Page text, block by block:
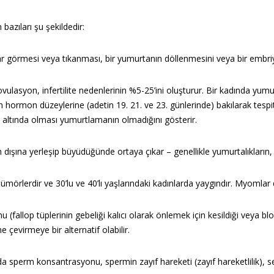
şu şekildedir:
görmesi veya tıkanması, bir yumurtanın döllenmesini veya bir
infertilite nedenlerinin %5-25’ini oluşturur. Bir kadında
düzeylerine (adetin 19. 21. ve 23. günlerinde) bakılarak
olması yumurtlamanın olmadığını gösterir.
yerleşip büyüdüğünde ortaya çıkar – genellikle
ve 30’lu ve 40’lı yaşlarındaki kadınlarda yaygındır.
(fallop tüplerinin gebeliği kalıcı olarak önlemek için kesildiği veya
çevirmeye bir alternatif olabilir.
sperm konsantrasyonu, spermin zayıf hareketi (zayıf